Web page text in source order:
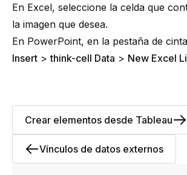
En Excel, seleccione la celda que
la imagen que desea.
En PowerPoint, en la pestaña de
Insert >think-cell Data > New Excel
Vínculos de datos externos
Crear elementos desde Tableau